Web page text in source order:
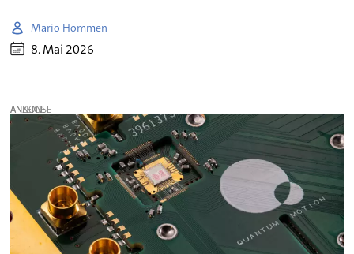
Mario Hommen
8. Mai 2026
ANZEIGE